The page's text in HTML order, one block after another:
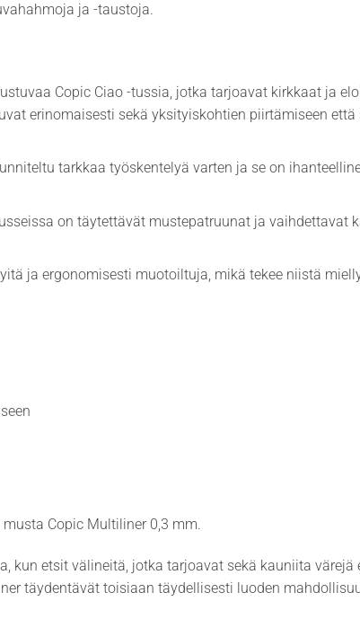
ja -taustoja.
Copic Ciao -tussia, jotka tarjoavat kirkkaat ja
erinomaisesti sekä yksityiskohtien piirtämiseen
tarkkaa työskentelyä varten ja se on
on täytettävät mustepatruunat ja vaihdettavat
ja ergonomisesti muotoiltuja, mikä tekee niistä
Copic Multiliner 0,3 mm.
kun etsit välineitä, jotka tarjoavat sekä kauniita värejä
täydentävät toisiaan täydellisesti luoden